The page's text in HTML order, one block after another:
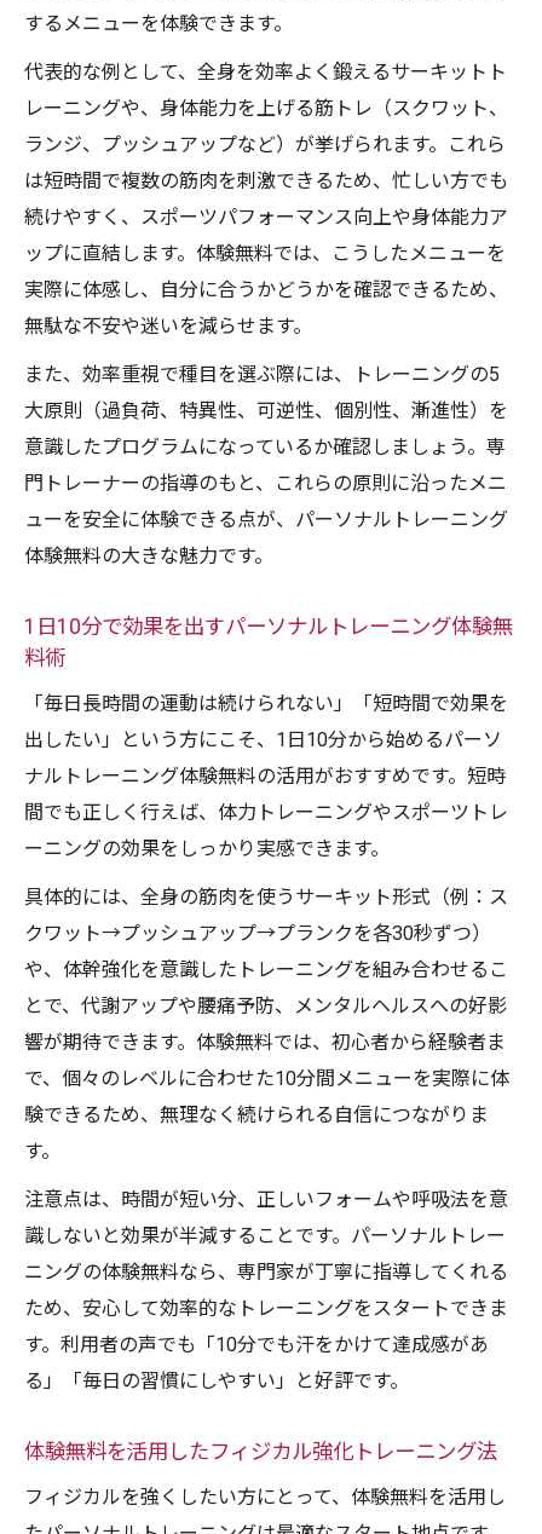
するメニューを体験できます。
代表的な例として、全身を効率よく鍛えるサーキットト
レーニングや、身体能力を上げる筋トレ（スクワット、
ランジ、プッシュアップなど）が挙げられます。これら
は短時間で複数の筋肉を刺激できるため、忙しい方でも
続けやすく、スポーツパフォーマンス向上や身体能力ア
ップに直結します。体験無料では、こうしたメニューを
実際に体感し、自分に合うかどうかを確認できるため、
無駄な不安や迷いを減らせます。
また、効率重視で種目を選ぶ際には、トレーニングの5
大原則（過負荷、特異性、可逆性、個別性、漸進性）を
意識したプログラムになっているか確認しましょう。専
門トレーナーの指導のもと、これらの原則に沿ったメニ
ューを安全に体験できる点が、パーソナルトレーニング
体験無料の大きな魅力です。
1日10分で効果を出すパーソナルトレーニング体験無
料術
「毎日長時間の運動は続けられない」「短時間で効果を
出したい」という方にこそ、1日10分から始めるパーソ
ナルトレーニング体験無料の活用がおすすめです。短時
間でも正しく行えば、体力トレーニングやスポーツトレ
ーニングの効果をしっかり実感できます。
具体的には、全身の筋肉を使うサーキット形式（例：ス
クワット→プッシュアップ→プランクを各30秒ずつ）
や、体幹強化を意識したトレーニングを組み合わせるこ
とで、代謝アップや腰痛予防、メンタルヘルスへの好影
響が期待できます。体験無料では、初心者から経験者ま
で、個々のレベルに合わせた10分間メニューを実際に体
験できるため、無理なく続けられる自信につながりま
す。
注意点は、時間が短い分、正しいフォームや呼吸法を意
識しないと効果が半減することです。パーソナルトレー
ニングの体験無料なら、専門家が丁寧に指導してくれる
ため、安心して効率的なトレーニングをスタートできま
す。利用者の声でも「10分でも汗をかけて達成感があ
る」「毎日の習慣にしやすい」と好評です。
体験無料を活用したフィジカル強化トレーニング法
フィジカルを強くしたい方にとって、体験無料を活用し